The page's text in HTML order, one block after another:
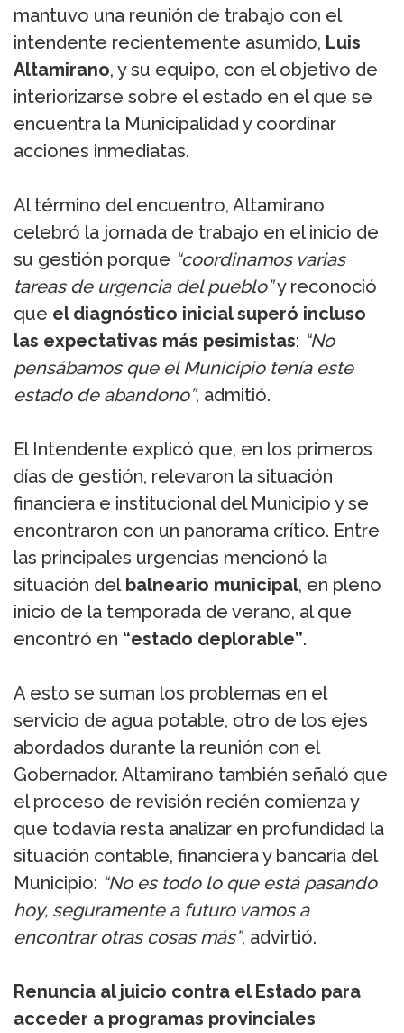
mantuvo una reunión de trabajo con el
intendente recientemente asumido, Luis
Altamirano, y su equipo, con el objetivo de
interiorizarse sobre el estado en el que se
encuentra la Municipalidad y coordinar
acciones inmediatas.
Al término del encuentro, Altamirano
celebró la jornada de trabajo en el inicio de
su gestión porque “coordinamos varias
tareas de urgencia del pueblo”y reconoció
que el diagnóstico inicial superó incluso
las expectativas más pesimistas: “No
pensábamos que el Municipio tenía este
estado de abandono”, admitió.
El Intendente explicó que, en los primeros
días de gestión, relevaron la situación
financiera e institucional del Municipio y se
encontraron con un panorama crítico. Entre
las principales urgencias mencionó la
situación del balneario municipal, en pleno
inicio de la temporada de verano, al que
encontró en “estado deplorable”.
A esto se suman los problemas en el
servicio de agua potable, otro de los ejes
abordados durante la reunión con el
Gobernador. Altamirano también señaló que
el proceso de revisión recién comienza y
que todavía resta analizar en profundidad la
situación contable, financiera y bancaria del
Municipio: “No es todo lo que está pasando
hoy, seguramente a futuro vamos a
encontrar otras cosas más”, advirtió.
Renuncia al juicio contra el Estado para
acceder a programas provinciales